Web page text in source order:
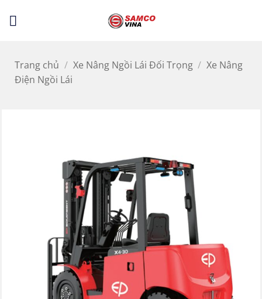
qua
Trang chủ / Xe Nâng Ngồi Lái Đối Trọng / Xe Nâng
Điện Ngồi Lái